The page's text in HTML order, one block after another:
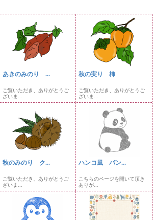
あきのみのり ...
ご覧いただき、ありがとうご
ざいま...
秋の実り 柿
ご覧いただき、ありがとうご
ざいま...
秋のみのり ク...
ご覧いただき、ありがとうご
ざいま...
ハンコ風 パン...
こちらのページを開いて頂き
ありが...